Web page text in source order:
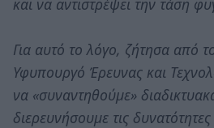
Για αυτό το λόγο, ζήτησα από
Υφυπουργό Έρευνας και
να «συναντηθούμε»
διερευνήσουμε τις